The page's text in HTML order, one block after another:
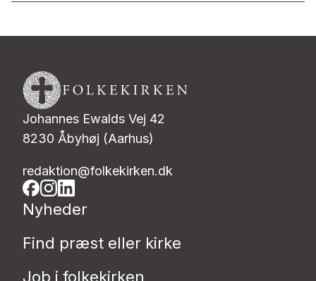
Johannes Ewalds Vej 42
8230 Åbyhøj (Aarhus)
redaktion@folkekirken.dk
Nyheder
Find præst eller kirke
Job i folkekirken